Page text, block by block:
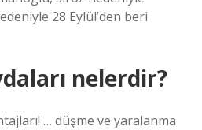
28 Eylül’den beri
nelerdir?
… düşme ve yaralanma